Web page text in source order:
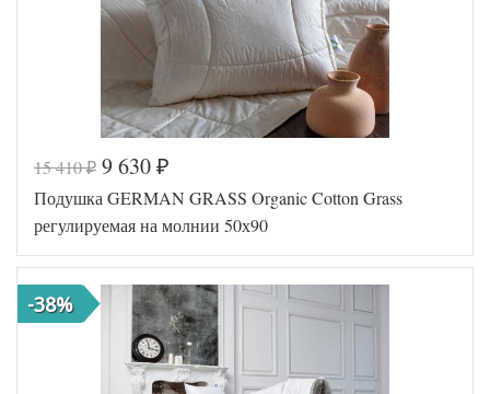
15 410₽ 9 630 ₽
Подушка GERMAN GRASS Organic Cotton Grass
регулируемая на молнии 50х90
-38%